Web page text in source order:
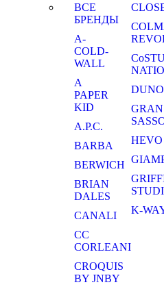
ВСЕ
БРЕНДЫ
A-
COLD-
WALL
A
PAPER
KID
A.P.C.
BARBA
BERWICH
BRIAN
DALES
CANALI
CC
CORLEANI
CROQUIS
BY JNBY
DUNO
GRAN
HEVO
K-